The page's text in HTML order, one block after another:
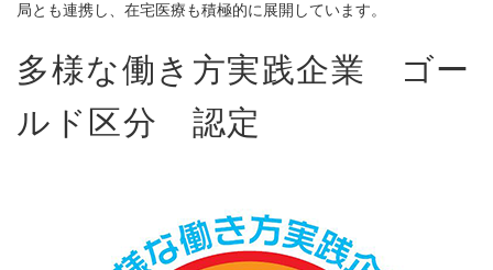
局とも連携し、在宅医療も積極的に展開しています。
多様な働き方実践企業 ゴー
ルド区分 認定